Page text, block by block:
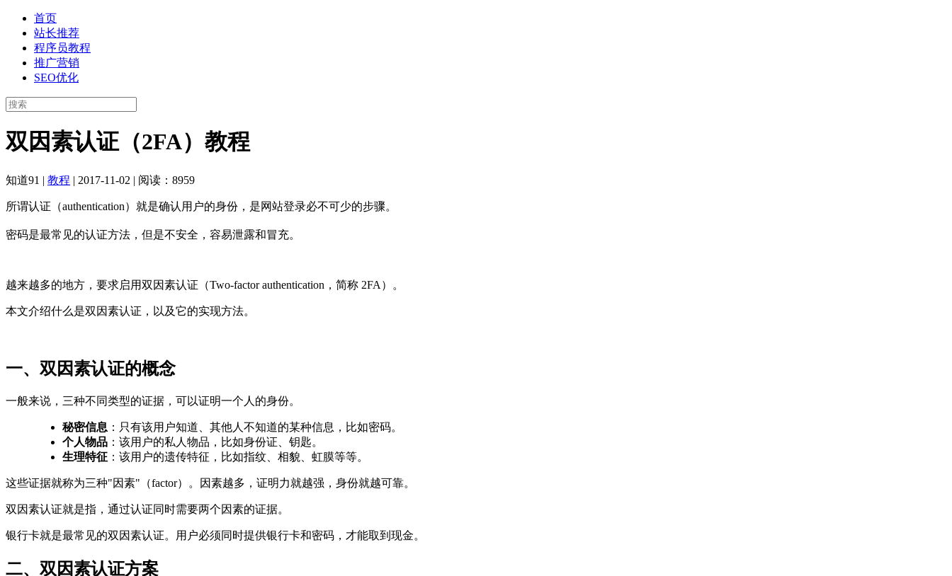
首页
站长推荐
程序员教程
推广营销
SEO优化
双因素认证（2FA）教程
知道91 | 教程 | 2017-11-02 | 阅读：8959
所谓认证（authentication）就是确认用户的身份，是网站登录必不可少的步骤。
密码是最常见的认证方法，但是不安全，容易泄露和冒充。
越来越多的地方，要求启用双因素认证（Two-factor authentication，简称 2FA）。
本文介绍什么是双因素认证，以及它的实现方法。
一、双因素认证的概念
一般来说，三种不同类型的证据，可以证明一个人的身份。
秘密信息 ：只有该用户知道、其他人不知道的某种信息，比如密码。
个人物品 ：该用户的私人物品，比如身份证、钥匙。
生理特征 ：该用户的遗传特征，比如指纹、相貌、虹膜等等。
这些证据就称为三种"因素"（factor）。因素越多，证明力就越强，身份就越可靠。
双因素认证就是指，通过认证同时需要两个因素的证据。
银行卡就是最常见的双因素认证。用户必须同时提供银行卡和密码，才能取到现金。
二、双因素认证方案